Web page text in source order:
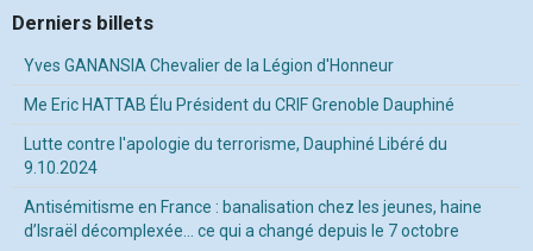
Derniers billets
Yves GANANSIA Chevalier de la Légion d'Honneur
Me Eric HATTAB Élu Président du CRIF Grenoble Dauphiné
Lutte contre l'apologie du terrorisme, Dauphiné Libéré du
9.10.2024
Antisémitisme en France : banalisation chez les jeunes, haine
d’Israël décomplexée… ce qui a changé depuis le 7 octobre